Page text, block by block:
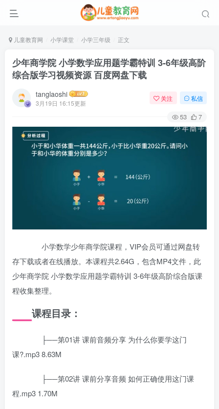
儿童教育网 小学课堂 小学三年级 正文
少年商学院 小学数学应用题学霸特训 3-6年级高阶
综合版学习视频资源 百度网盘下载
tanglaoshi
3月19日 16:15更新
关注 私信
53 7
小学数学少年商学院课程，VIP会员可通过网盘转
存下载或者在线播放。本课程共2.64G，包含MP4文件，此
少年商学院 小学数学应用题学霸特训 3-6年级高阶综合版课
程收集整理。
课程目录：
├──第01讲 课前音频分享 为什么你要学这门
课?.mp3 8.63M
├──第02讲 课前分享音频 如何正确使用这门课
程.mp3 1.70M